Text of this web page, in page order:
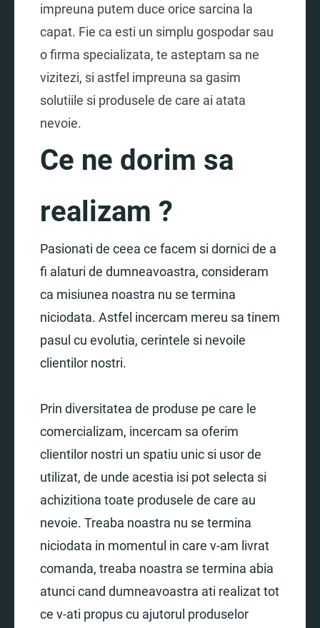
impreuna putem duce orice sarcina la
capat. Fie ca esti un simplu gospodar sau
o firma specializata, te asteptam sa ne
vizitezi, si astfel impreuna sa gasim
solutiile si produsele de care ai atata
nevoie.
Ce ne dorim sa
realizam ?
Pasionati de ceea ce facem si dornici de a
fi alaturi de dumneavoastra, consideram
ca misiunea noastra nu se termina
niciodata. Astfel incercam mereu sa tinem
pasul cu evolutia, cerintele si nevoile
clientilor nostri.
Prin diversitatea de produse pe care le
comercializam, incercam sa oferim
clientilor nostri un spatiu unic si usor de
utilizat, de unde acestia isi pot selecta si
achizitiona toate produsele de care au
nevoie. Treaba noastra nu se termina
niciodata in momentul in care v-am livrat
comanda, treaba noastra se termina abia
atunci cand dumneavoastra ati realizat tot
ce v-ati propus cu ajutorul produselor